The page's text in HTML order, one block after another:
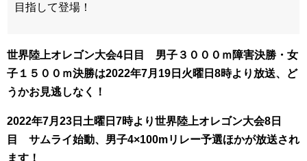
目指して登場！
世界陸上オレゴン大会4日目 男子３０００ｍ障害決勝・女
子１５００ｍ決勝は2022年7月19日火曜日8時より放送、ど
うかお見逃しなく！
2022年7月23日土曜日7時より世界陸上オレゴン大会8日
目 サムライ始動、男子4×100mリレー予選ほかが放送され
ます！